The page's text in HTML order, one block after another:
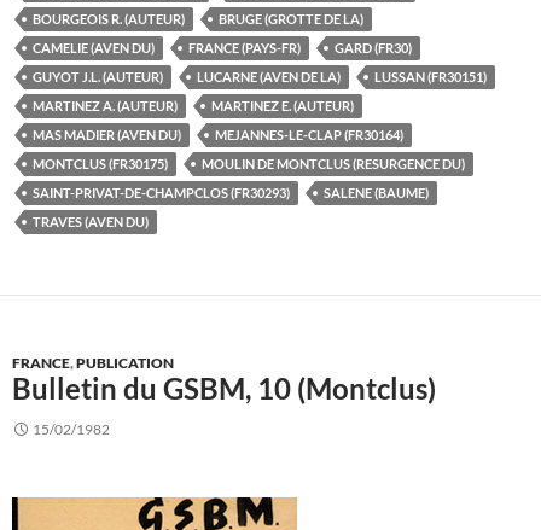
BOURGEOIS R. (AUTEUR)
BRUGE (GROTTE DE LA)
CAMELIE (AVEN DU)
FRANCE (PAYS-FR)
GARD (FR30)
GUYOT J.L. (AUTEUR)
LUCARNE (AVEN DE LA)
LUSSAN (FR30151)
MARTINEZ A. (AUTEUR)
MARTINEZ E. (AUTEUR)
MAS MADIER (AVEN DU)
MEJANNES-LE-CLAP (FR30164)
MONTCLUS (FR30175)
MOULIN DE MONTCLUS (RESURGENCE DU)
SAINT-PRIVAT-DE-CHAMPCLOS (FR30293)
SALENE (BAUME)
TRAVES (AVEN DU)
FRANCE,PUBLICATION
Bulletin du GSBM, 10 (Montclus)
15/02/1982